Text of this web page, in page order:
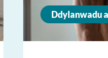
Ddylanwadu